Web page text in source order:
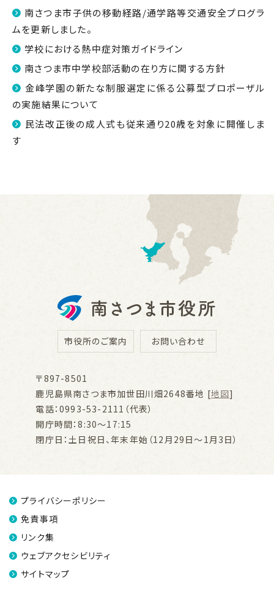
南さつま市子供の移動経路/通学路等交通安全プログラ
ムを更新しました。
学校における熱中症対策ガイドライン
南さつま市中学校部活動の在り方に関する方針
金峰学園の新たな制服選定に係る公募型プロポーザル
の実施結果について
民法改正後の成人式も従来通り20歳を対象に開催しま
す
市役所のご案内 お問い合わせ
〒897-8501
鹿児島県南さつま市加世田川畑2648番地 [地図]
電話：0993-53-2111（代表）
開庁時間：8:30～17:15
閉庁日：土日祝日、年末年始（12月29日～1月3日）
プライバシーポリシー
免責事項
リンク集
ウェブアクセシビリティ
サイトマップ